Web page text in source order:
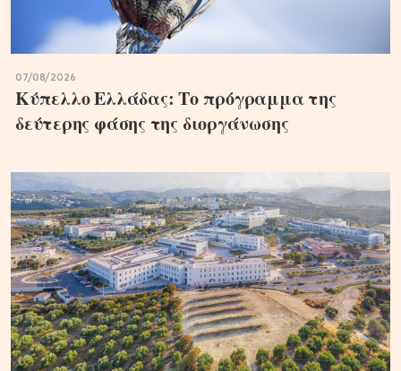
07/08/2026
Κύπελλο Ελλάδας: Το πρόγραμμα της
δεύτερης φάσης της διοργάνωσης